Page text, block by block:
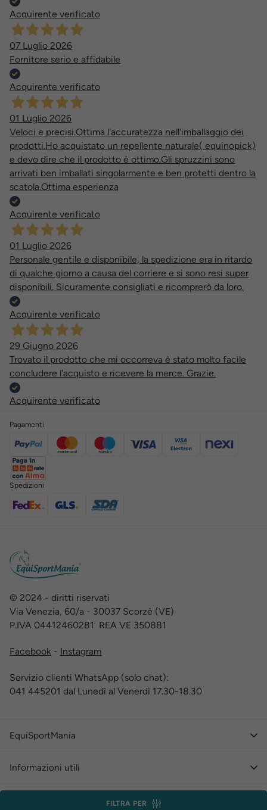
Acquirente verificato
07 Luglio 2026
Fornitore serio e affidabile
Acquirente verificato
01 Luglio 2026
Veloci e precisi.Ottima l'accuratezza nell'imballaggio dei
prodotti.Ho acquistato un repellente naturale( equinopick)
e devo dire che il prodotto è ottimo.Gli spruzzini sono
arrivati ben imballati singolarmente e ben protetti dentro la
scatola.Ottima esperienza
Acquirente verificato
01 Luglio 2026
Personale gentile e disponibile, la spedizione era in ritardo
di qualche giorno a causa del corriere e si sono resi super
disponibili. Sicuramente consigliati e ricomprerò da loro.
Acquirente verificato
29 Giugno 2026
Trovato il prodotto che mi occorreva è stato molto facile
concludere l'acquisto e ricevere la merce. Grazie.
Acquirente verificato
Pagamenti
Spedizioni
© 2024 - diritti riservati
Via Venezia, 60/a - 30037 Scorzè (VE)
P.IVA 04412460281 REA VE 350881
Facebook - Instagram
Servizio clienti WhatsApp (solo chat):
041 445201 dal Lunedì al Venerdì 17.30-18.30
EquiSportMania
Informazioni utili
FILTRA PER